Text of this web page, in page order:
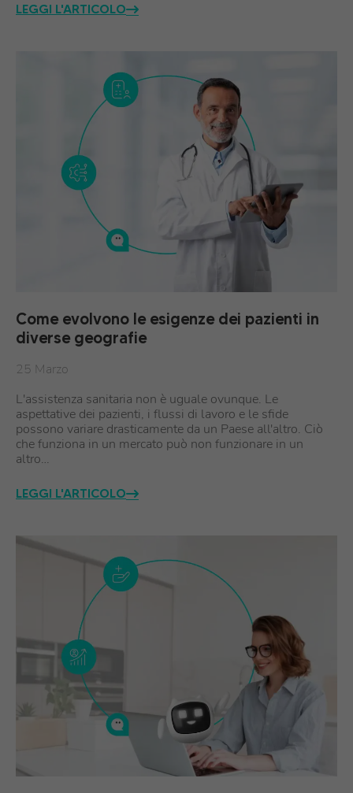
LEGGI L'ARTICOLO
Come evolvono le esigenze dei pazienti in
diverse geografie
25 Marzo
L'assistenza sanitaria non è uguale ovunque. Le
aspettative dei pazienti, i flussi di lavoro e le sfide
possono variare drasticamente da un Paese all'altro. Ciò
che funziona in un mercato può non funzionare in un
altro…
LEGGI L'ARTICOLO